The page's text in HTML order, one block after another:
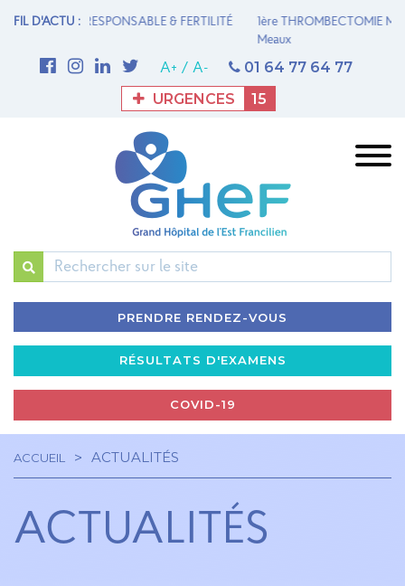
FIL D'ACTU :
FERTILITÉ
1ère THROMBECTOMIE MÉCANIQUE AU GHEF - Site de
A+ / A-
01 64 77 64 77
URGENCES
15
PRENDRE RENDEZ-VOUS
RÉSULTATS D'EXAMENS
COVID-19
Navigation
principale
Fil
d'Ariane
ACCUEIL ACTUALITÉS
ACTUALITÉS